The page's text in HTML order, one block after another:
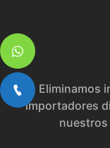
Eliminamos
importadores